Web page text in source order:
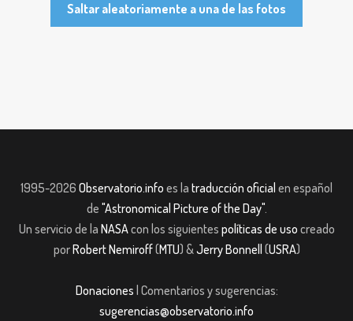
Saltar aleatoriamente a una de las fotos
1995-2026 Observatorio.info es la traducción oficial en español
de "Astronomical Picture of the Day".
Un servicio de la NASAcon los siguientes políticas de uso creado
porRobert Nemiroff(MTU) &Jerry Bonnell (USRA)
Donaciones | Comentarios y sugerencias:
sugerencias@observatorio.info